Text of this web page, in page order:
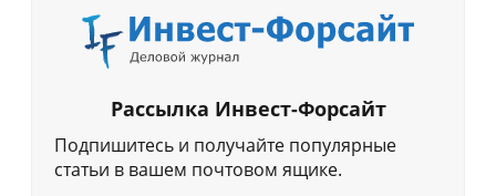
Рассылка Инвест-Форсайт
Подпишитесь и получайте популярные
статьи в вашем почтовом ящике.